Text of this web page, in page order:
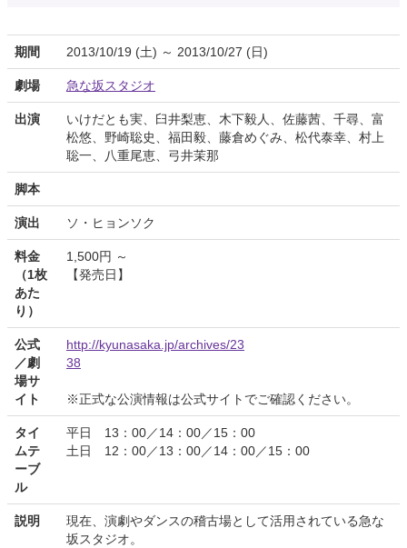
期間 2013/10/19 (土) ～ 2013/10/27 (日)
劇場 急な坂スタジオ
出演
いけだとも実、臼井梨恵、木下毅人、佐藤茜、千尋、富
松悠、野崎聡史、福田毅、藤倉めぐみ、松代泰幸、村上
聡一、八重尾恵、弓井茉那
脚本
演出 ソ・ヒョンソク
料金
（1枚
あた
り）
1,500円 ～
【発売日】
公式
／劇
場サ
イト
http://kyunasaka.jp/archives/23
38
※正式な公演情報は公式サイトでご確認ください。
タイ
ムテ
ーブ
ル
平日 13：00／14：00／15：00
土日 12：00／13：00／14：00／15：00
説明
現在、演劇やダンスの稽古場として活用されている急な
坂スタジオ。